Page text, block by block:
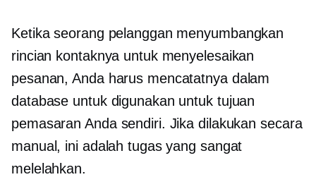
Ketika seorang pelanggan menyumbangkan
rincian kontaknya untuk menyelesaikan
pesanan, Anda harus mencatatnya dalam
database untuk digunakan untuk tujuan
pemasaran Anda sendiri. Jika dilakukan secara
manual, ini adalah tugas yang sangat
melelahkan.